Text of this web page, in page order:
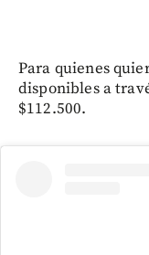
Para quienes
disponibles a
$112.500.